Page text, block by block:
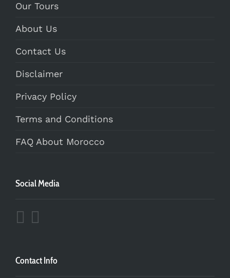
Our Tours
About Us
Contact Us
Disclaimer
Privacy Policy
Terms and Conditions
FAQ About Morocco
Social Media
Contact Info